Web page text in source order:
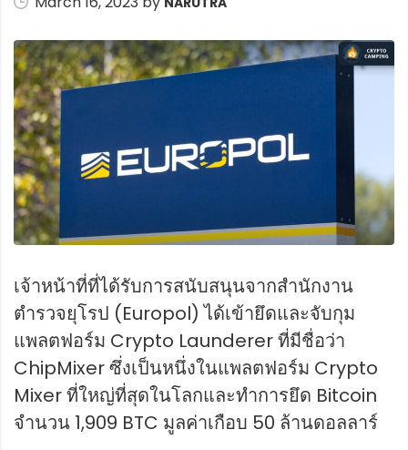
เจ้าหน้าที่ที่ได้รับการสนับสนุนจากสำนักงาน
ตำรวจยุโรป (Europol) ได้เข้ายึดและจับกุม
แพลตฟอร์ม Crypto Launderer ที่มีชื่อว่า
ChipMixer ซึ่งเป็นหนึ่งในแพลตฟอร์ม Crypto
Mixer ที่ใหญ่ที่สุดในโลกและทำการยึด Bitcoin
จำนวน 1,909 BTC มูลค่าเกือบ 50 ล้านดอลลาร์